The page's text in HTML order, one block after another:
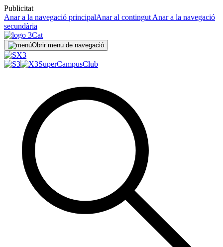
Publicitat
Anar a la navegació principalAnar al contingut Anar a la navegació
secundària
Obrir menu de navegació
SuperCampusClub